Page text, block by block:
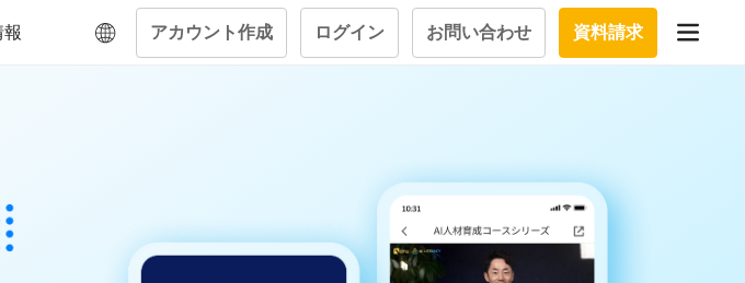
データセンター
試験を受ける
方法や料金など、多く寄せられるご質問にお
アカウント作成 ログイン お問い合わせ 資料請求